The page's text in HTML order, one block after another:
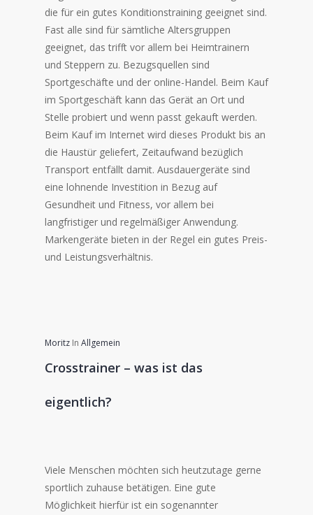
die für ein gutes Konditionstraining geeignet sind.
Fast alle sind für sämtliche Altersgruppen
geeignet, das trifft vor allem bei Heimtrainern
und Steppern zu. Bezugsquellen sind
Sportgeschäfte und der online-Handel. Beim Kauf
im Sportgeschäft kann das Gerät an Ort und
Stelle probiert und wenn passt gekauft werden.
Beim Kauf im Internet wird dieses Produkt bis an
die Haustür geliefert, Zeitaufwand bezüglich
Transport entfällt damit. Ausdauergeräte sind
eine lohnende Investition in Bezug auf
Gesundheit und Fitness, vor allem bei
langfristiger und regelmäßiger Anwendung.
Markengeräte bieten in der Regel ein gutes Preis-
und Leistungsverhältnis.
Moritz In Allgemein
Crosstrainer – was ist das
eigentlich?
Viele Menschen möchten sich heutzutage gerne
sportlich zuhause betätigen. Eine gute
Möglichkeit hierfür ist ein sogenannter